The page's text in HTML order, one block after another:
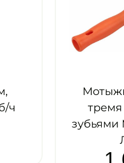
Мотыжка прямая с
тремя длинными
зубьями МК-2Д СИМА-